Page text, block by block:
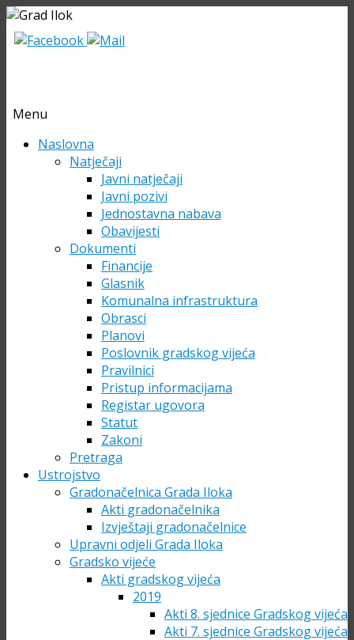
Menu
Skip Naslovna
Natječaji
Javni natječaji
Javni pozivi
Jednostavna nabava
Obavijesti
Dokumenti
Financije
Glasnik
Komunalna infrastruktura
Obrasci
Planovi
Poslovnik gradskog vijeća
Pravilnici
Pristup informacijama
Registar ugovora
Statut
Zakoni
Pretraga
Ustrojstvo
Gradonačelnica Grada Iloka
Akti gradonačelnika
Izvještaji gradonačelnice
Upravni odjeli Grada Iloka
Gradsko vijeće
Akti gradskog vijeća
2019
Akti 8. sjednice Gradskog vijeća
Akti 7. sjednice Gradskog vijeća